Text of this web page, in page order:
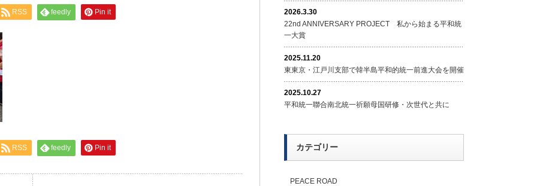
RSS feedly Pin it
RSS feedly Pin it
2026.3.30
22nd ANNIVERSARY PROJECT 私から始まる平和統
一大賞
2025.11.20
東東京・江戸川支部で韓半島平和的統一前進大会を開催
2025.10.27
平和統一聯合南北統一祈願母国研修・次世代と共に
カテゴリー
PEACE ROAD